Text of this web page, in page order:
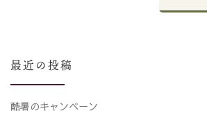
最近の投稿
酷暑のキャンペーン